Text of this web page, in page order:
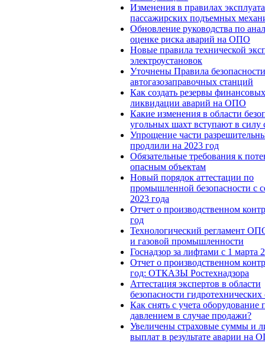
Изменения в правилах
пассажирских подъемных
Обновление руководства по
оценке риска аварий на ОПО
Новые правила технической
электроустановок
Уточнены Правила безопасности
автогазозаправочных станций
Как создать резервы
ликвидации аварий на ОПО
Какие изменения в области
угольных шахт вступают в силу
Упрощение части
продлили на 2023 год
Обязательные требования к
опасным объектам
Новый порядок аттестации по
промышленной безопасности с
2023 года
Отчет о производственном
год
Технологический регламент
и газовой промышленности
Госнадзор за лифтами с 1 марта
Отчет о производственном
год: ОТКАЗЫ Ростехнадзора
Аттестация экспертов в области
безопасности
Как снять с учета оборудование
давлением в случае продажи?
Увеличены страховые суммы и
выплат в результате аварии на